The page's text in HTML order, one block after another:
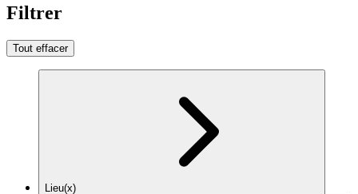
Filtrer
Tout effacer
Lieu(x)